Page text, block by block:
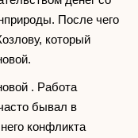
После чего
который
. Работа
бывал в
конфликта